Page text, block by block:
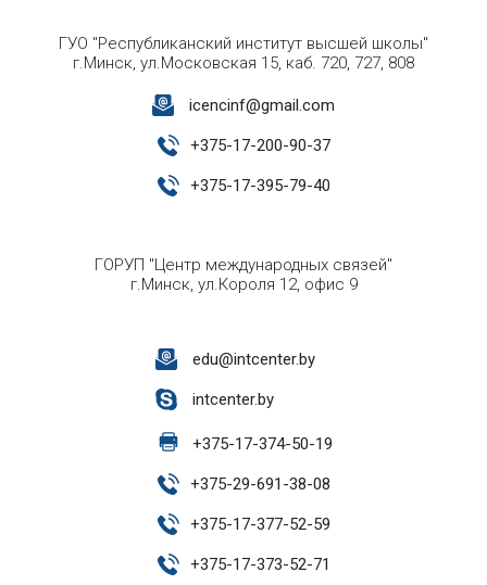
ГУО "Республиканский институт высшей школы"
г.Минск, ул.Московская 15, каб. 720, 727, 808
icencinf@gmail.com
+375-17-200-90-37
+375-17-395-79-40
ГОРУП "Центр международных связей"
г.Минск, ул.Короля 12, офис 9
edu@intcenter.by
intcenter.by
+375-17-374-50-19
+375-29-691-38-08
+375-17-377-52-59
+375-17-373-52-71